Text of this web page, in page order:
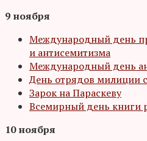
9 ноября
Международный день
и антисемитизма
Международный день
День отрядов милиции
Зарок на Параскеву
Всемирный день книги
10 ноября